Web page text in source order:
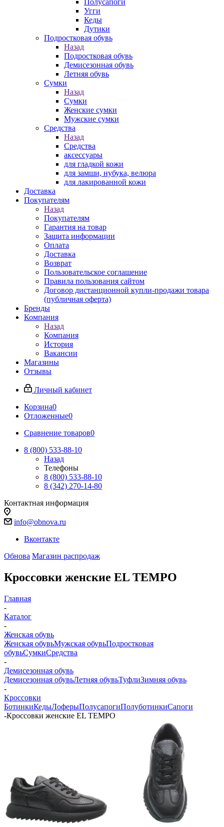
Полусапоги
Угги
Кеды
Дутики
Подростковая обувь
Назад
Подростковая обувь
Демисезонная обувь
Летняя обувь
Сумки
Назад
Сумки
Женские сумки
Мужские сумки
Средства
Назад
Средства
аксессуары
для гладкой кожи
для замши, нубука, велюра
для лакированной кожи
Доставка
Покупателям
Назад
Покупателям
Гарантия на товар
Защита информации
Оплата
Доставка
Возврат
Пользовательское соглашение
Правила пользования сайтом
Договор дистанционной купли-продажи товара
(публичная оферта)
Бренды
Компания
Назад
Компания
История
Вакансии
Магазины
Отзывы
Личный кабинет
Корзина0
Отложенные0
Сравнение товаров0
8 (800) 533-88-10
Назад
Телефоны
8 (800) 533-88-10
8 (342) 270-14-80
Контактная информация
info@obnova.ru
Вконтакте
Обнова Магазин распродаж
Кроссовки женские EL TEMPO
Главная
-
Каталог
-
Женская обувь
Женская обувьМужская обувьПодростковая
обувьСумкиСредства
-
Демисезонная обувь
Демисезонная обувьЛетняя обувьТуфлиЗимняя обувь
-
Кроссовки
БотинкиКедыЛоферыПолусапогиПолуботинкиСапоги
-Кроссовки женские EL TEMPO